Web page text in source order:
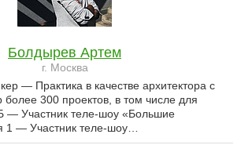
Болдырев Артем
г. Москва
— Практика в качестве архитектора с
300 проектов, в том числе для
— Участник теле-шоу «Большие
1 — Участник теле-шоу…